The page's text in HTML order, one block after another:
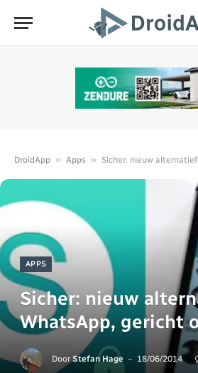
DroidApp » Apps » Sicher: nieuw alternatief
APPS
Sicher: nieuw
WhatsApp, gericht
Door Stefan Hage 18/06/2014